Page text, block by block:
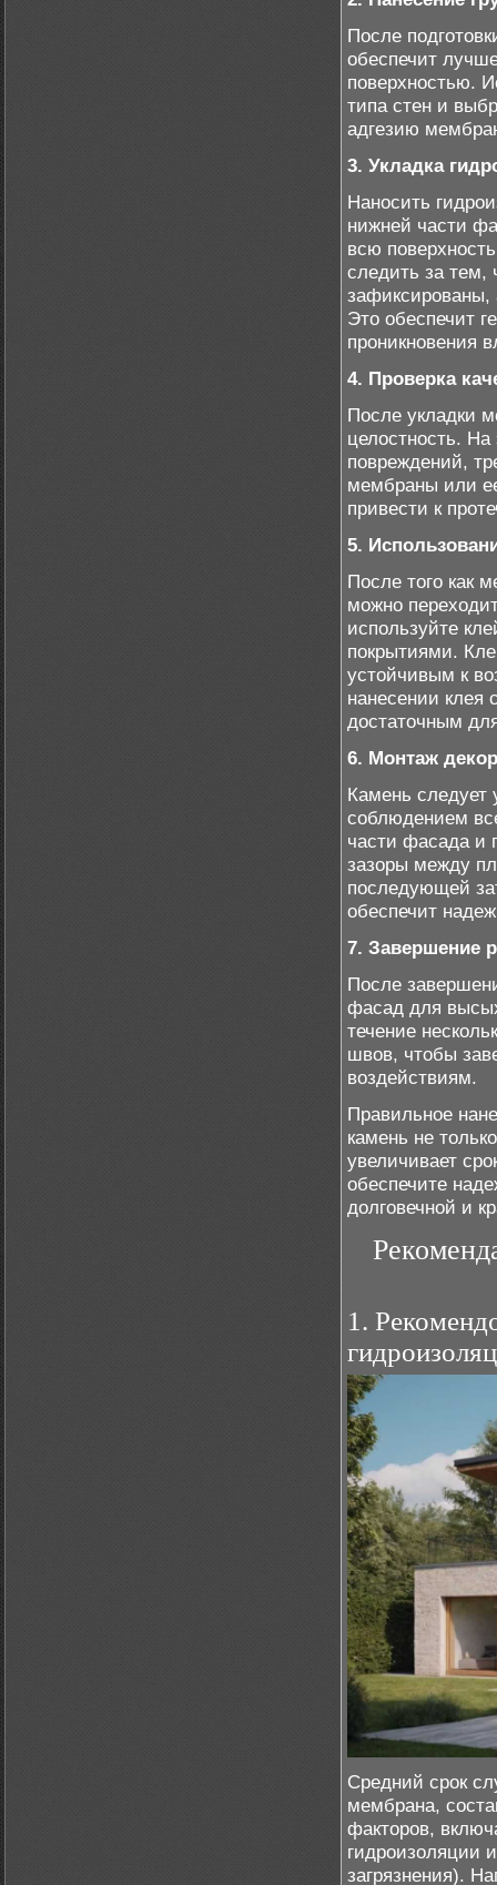
После
обеспечит
поверхностью.
типа стен и
адгезию
3. Укладка
Наносить
нижней части
всю
следить за тем,
зафиксированы,
Это обеспечит
проникновения
4. Проверка
После укладки
целостность.
повреждений,
мембраны или
привести к
5.
После того как
можно
используйте
покрытиями.
устойчивым к
нанесении клея
достаточным
6. Монтаж
Камень следует
соблюдением
части фасада и
зазоры между
последующей
обеспечит
7. Завершение
После
фасад для
течение
швов, чтобы
воздействиям.
Правильное
камень не
увеличивает
обеспечите
долговечной и
1.
Средний срок
мембрана,
факторов,
гидроизоляции
загрязнения).